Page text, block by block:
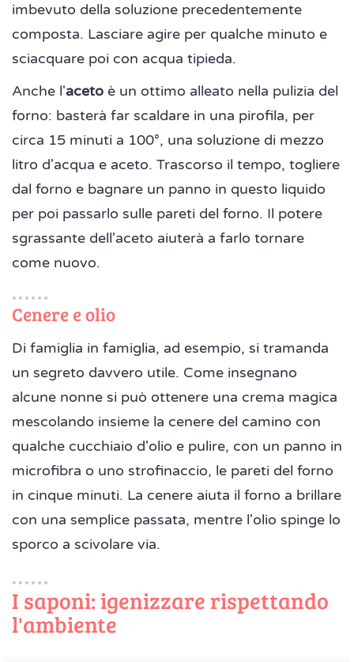
imbevuto della soluzione precedentemente
composta. Lasciare agire per qualche minuto e
sciacquare poi con acqua tipieda.
Anche l'aceto è un ottimo alleato nella pulizia del
forno: basterà far scaldare in una pirofila, per
circa 15 minuti a 100°, una soluzione di mezzo
litro d'acqua e aceto. Trascorso il tempo, togliere
dal forno e bagnare un panno in questo liquido
per poi passarlo sulle pareti del forno. Il potere
sgrassante dell'aceto aiuterà a farlo tornare
come nuovo.
Cenere e olio
Di famiglia in famiglia, ad esempio, si tramanda
un segreto davvero utile. Come insegnano
alcune nonne si può ottenere una crema magica
mescolando insieme la cenere del camino con
qualche cucchiaio d'olio e pulire, con un panno in
microfibra o uno strofinaccio, le pareti del forno
in cinque minuti. La cenere aiuta il forno a brillare
con una semplice passata, mentre l'olio spinge lo
sporco a scivolare via.
I saponi: igenizzare rispettando
l'ambiente